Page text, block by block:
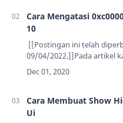
Cara Mengatasi
10
[[Postingan ini telah
09/04/2022.]]Pada artikel
membagikan tutorial cara
dengan kode 0xc0000005 di
Cara Membuat Show
Ui